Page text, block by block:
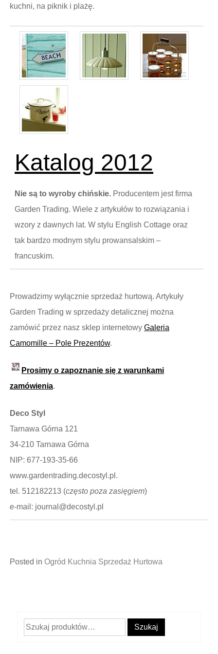
kuchni, na piknik i plażę.
Katalog 2012
Nie są to wyroby chińskie. Producentem jest firma
Garden Trading. Wiele z artykułów to rozwiązania i
wzory z dawnych lat. W stylu English Cottage oraz
tak bardzo modnym stylu prowansalskim –
francuskim.
Prowadzimy wyłącznie sprzedaż hurtową. Artykuły
Garden Trading w sprzedaży detalicznej można
zamówić przez nasz sklep internetowy Galeria
Camomille – Pole Prezentów.
Prosimy o zapoznanie się z warunkami
zamówienia.
Deco Styl
Tarnawa Górna 121
34-210 Tarnawa Górna
NIP: 677-193-35-66
www.gardentrading.decostyl.pl.
tel. 512182213 (często poza zasięgiem)
e-mail: journal@decostyl.pl
Posted in Ogród Kuchnia Sprzedaż Hurtowa
Szukaj: Szukaj